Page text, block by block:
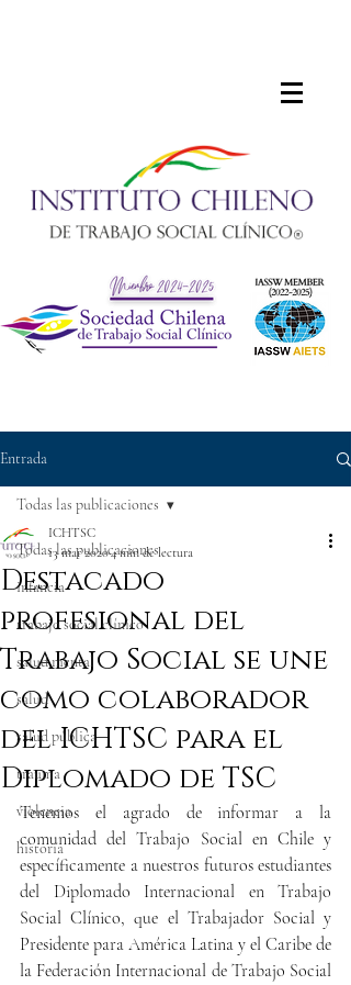
Entrada
Todas las publicaciones
infancia
trabajo social clínico
salud mental
salud
salud pública
trauma
violencia
historia
Todas las publicaciones
Destacado
profesional del
Trabajo Social se une
como colaborador
del ICHTSC para el
Diplomado de TSC
ICHTSC
13 mar 20204 min de lectura
Tenemos el agrado de informar a la
comunidad del Trabajo Social en Chile y
específicamente a nuestros futuros estudiantes
del Diplomado Internacional en Trabajo
Social Clínico, que el Trabajador Social y
Presidente para América Latina y el Caribe de
la Federación Internacional de Trabajo Social